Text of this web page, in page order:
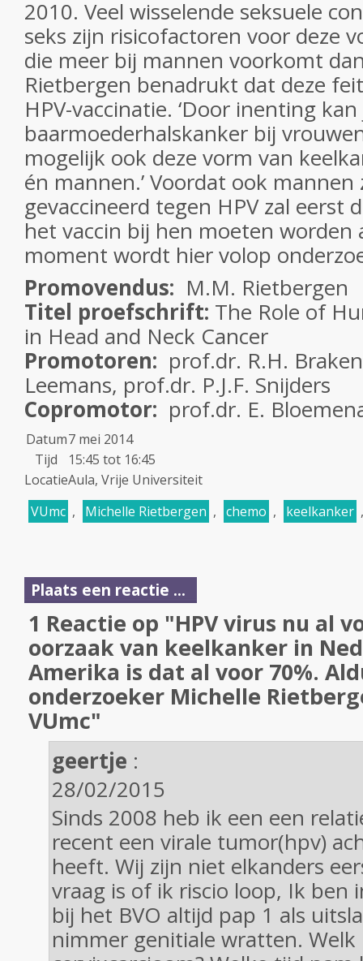
2010. Veel wisselende seksuele
seks zijn risicofactoren voor deze
die meer bij mannen voorkomt
Rietbergen benadrukt dat deze
HPV-vaccinatie. ‘Door inenting
baarmoederhalskanker bij
mogelijk ook deze vorm van
én mannen.’ Voordat ook
gevaccineerd tegen HPV zal eerst
het vaccin bij hen moeten
moment wordt hier volop
Promovendus: M.M. Rietbergen
Titel proefschrift: The Role of
in Head and Neck Cancer
Promotoren: prof.dr. R.H.
Leemans, prof.dr. P.J.F. Snijders
Copromotor: prof.dr. E.
Datum7 mei 2014
Tijd
15:45 tot 16:45
LocatieAula, Vrije Universiteit
VUmc , Michelle Rietbergen , chemo , keelkanker
Plaats een reactie ...
1 Reactie op "HPV virus nu al
oorzaak van keelkanker in
Amerika is dat al voor 70%.
onderzoeker Michelle
VUmc"
geertje :
28/02/2015
Sinds 2008 heb ik een een
recent een virale tumor(hpv)
heeft. Wij zijn niet elkanders
vraag is of ik riscio loop, Ik ben
bij het BVO altijd pap 1 als
nimmer genitiale wratten. Welk